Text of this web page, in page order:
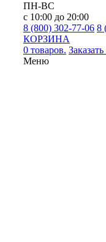
ПН-ВС
с 10:00 до 20:00
8 (800) 302-77-06 8
КОРЗИНА
0 товаров.
Меню